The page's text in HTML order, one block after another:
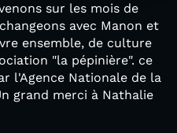
sur les mois de
avec Manon et
ensemble, de culture
"la pépinière". ce
l'Agence Nationale de la
grand merci à Nathalie